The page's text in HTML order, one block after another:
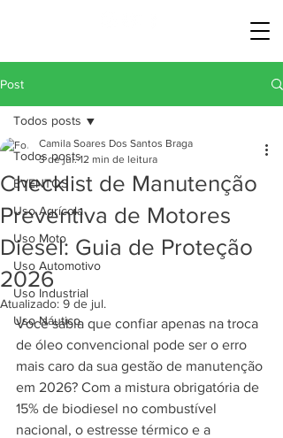
Post
Todos posts
EVENTOS
Uso Agrícola
Uso Moto
Uso Automotivo
Uso Industrial
Uso Náutico
Todos posts
Checklist de Manutenção
Preventiva de Motores
Diesel: Guia de Proteção
2026
Camila Soares Dos Santos Braga
3 de jul. 12 min de leitura
Atualizado: 9 de jul.
Você sabia que confiar apenas na troca
de óleo convencional pode ser o erro
mais caro da sua gestão de manutenção
em 2026? Com a mistura obrigatória de
15% de biodiesel no combustível
nacional, o estresse térmico e a